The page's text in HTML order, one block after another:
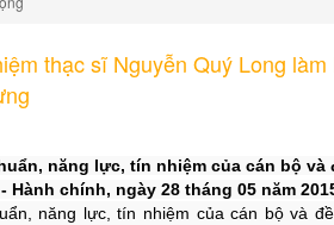
thạc sĩ Nguyễn Quý Long
năng lực, tín nhiệm của cán bộ và
chính, ngày 28 tháng 05 năm
năng lực, tín nhiệm của cán bộ và